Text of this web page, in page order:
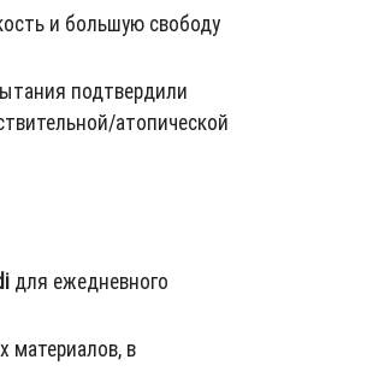
и большую свободу
подтвердили
атопической
для ежедневного
материалов, в